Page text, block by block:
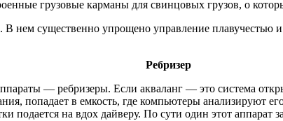
грузовые карманы для свинцовых грузов, о
нем существенно упрощено управление плавучестью
Ребризер
— ребризеры. Если акваланг — это система
попадает в емкость, где компьютеры анализируют
подается на вдох дайверу. По сути один этот